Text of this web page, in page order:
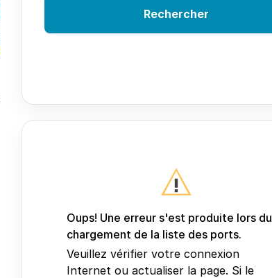
Rechercher
Oups! Une erreur s'est produite lors du
chargement de la liste des ports.
Veuillez vérifier votre connexion
Internet ou actualiser la page. Si le